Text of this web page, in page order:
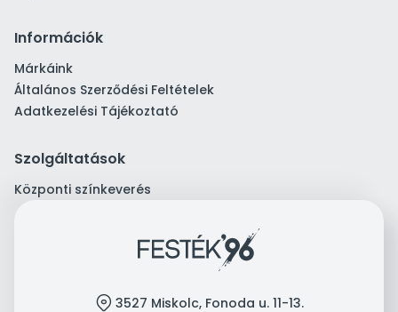
Információk
Márkáink
Általános Szerződési Feltételek
Adatkezelési Tájékoztató
Szolgáltatások
Központi színkeverés
location 3527 Miskolc, Fonoda u. 11-13.